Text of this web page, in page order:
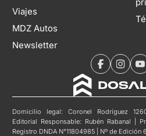
Viajes
MDZ Autos
Newsletter
Domicilio legal: Coronel Rodríguez
Editorial Responsable: Rubén Rabanal |
Registro DNDA N°11804985 | Nº de